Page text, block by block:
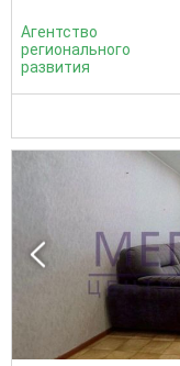
Агентство
регионального
развития